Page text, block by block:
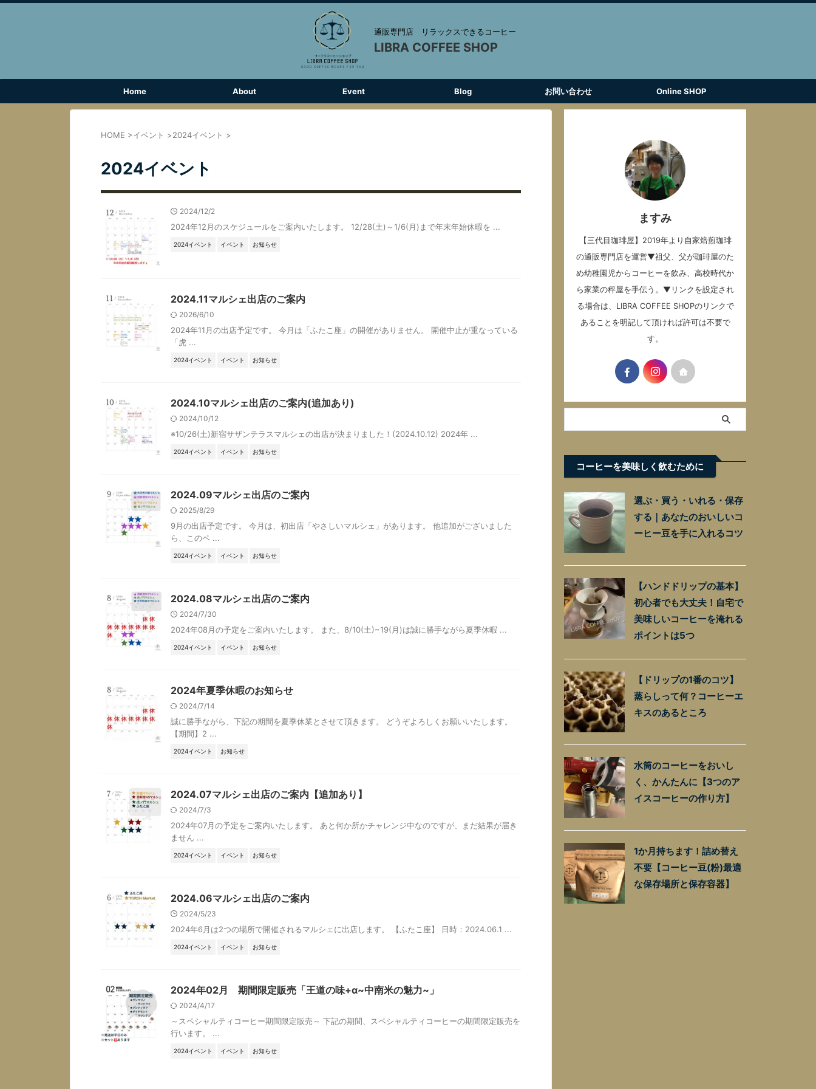
通販専門店 リラックスできるコーヒー
LIBRA COFFEE SHOP
Home About Event Blog お問い合わせ Online SHOP
HOME >イベント >2024イベント >
2024イベント
2024/12/2
2024年12月のスケジュールをご案内いたします。 12/28(土)～1/6(月)まで年末年始休暇を ...
2024イベント イベント お知らせ
2024.11マルシェ出店のご案内
2026/6/10
2024年11月の出店予定です。 今月は「ふたこ座」の開催がありません。 開催中止が重なっている
「虎 ...
2024イベント イベント お知らせ
2024.10マルシェ出店のご案内(追加あり)
2024/10/12
※10/26(土)新宿サザンテラスマルシェの出店が決まりました！(2024.10.12) 2024年 ...
2024イベント イベント お知らせ
2024.09マルシェ出店のご案内
2025/8/29
9月の出店予定です。 今月は、初出店「やさしいマルシェ」があります。 他追加がございました
ら、このペ ...
2024イベント イベント お知らせ
2024.08マルシェ出店のご案内
2024/7/30
2024年08月の予定をご案内いたします。 また、8/10(土)~19(月)は誠に勝手ながら夏季休暇 ...
2024イベント イベント お知らせ
2024年夏季休暇のお知らせ
2024/7/14
誠に勝手ながら、下記の期間を夏季休業とさせて頂きます。 どうぞよろしくお願いいたします。
【期間】2 ...
2024イベント お知らせ
2024.07マルシェ出店のご案内【追加あり】
2024/7/3
2024年07月の予定をご案内いたします。 あと何か所かチャレンジ中なのですが、まだ結果が届き
ません ...
2024イベント イベント お知らせ
2024.06マルシェ出店のご案内
2024/5/23
2024年6月は2つの場所で開催されるマルシェに出店します。 【ふたこ座】 日時：2024.06.1 ...
2024イベント イベント お知らせ
2024年02月 期間限定販売「王道の味+α~中南米の魅力~」
2024/4/17
～スペシャルティコーヒー期間限定販売～ 下記の期間、スペシャルティコーヒーの期間限定販売を
行います。 ...
2024イベント イベント お知らせ
ますみ
【三代目珈琲屋】2019年より自家焙煎珈琲
の通販専門店を運営▼祖父、父が珈琲屋のた
め幼稚園児からコーヒーを飲み、高校時代か
ら家業の秤屋を手伝う。▼リンクを設定され
る場合は、LIBRA COFFEE SHOPのリンクで
あることを明記して頂ければ許可は不要で
す。
コーヒーを美味しく飲むために
選ぶ・買う・いれる・保存
する｜あなたのおいしいコ
ーヒー豆を手に入れるコツ
【ハンドドリップの基本】
初心者でも大丈夫！自宅で
美味しいコーヒーを淹れる
ポイントは5つ
【ドリップの1番のコツ】
蒸らしって何？コーヒーエ
キスのあるところ
水筒のコーヒーをおいし
く、かんたんに【3つのア
イスコーヒーの作り方】
1か月持ちます！詰め替え
不要【コーヒー豆(粉)最適
な保存場所と保存容器】